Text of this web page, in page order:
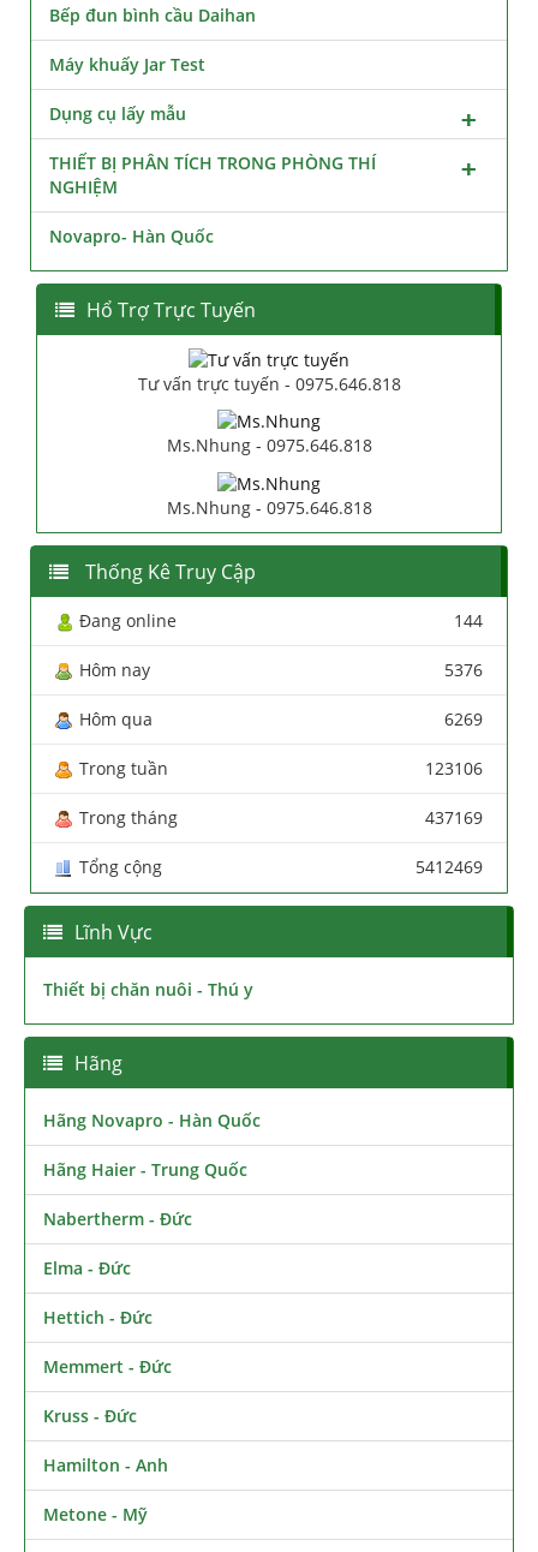
Bếp đun bình cầu Daihan
Máy khuấy Jar Test
Dụng cụ lấy mẫu
THIẾT BỊ PHÂN TÍCH TRONG PHÒNG THÍ
NGHIỆM
Novapro- Hàn Quốc
Hổ Trợ Trực Tuyến
Tư vấn trực tuyến - 0975.646.818
Ms.Nhung - 0975.646.818
Ms.Nhung - 0975.646.818
Thống Kê Truy Cập
Đang online 144
Hôm nay 5376
Hôm qua 6269
Trong tuần 123106
Trong tháng 437169
Tổng cộng 5412469
Lĩnh Vực
Thiết bị chăn nuôi - Thú y
Hãng
Hãng Novapro - Hàn Quốc
Hãng Haier - Trung Quốc
Nabertherm - Đức
Elma - Đức
Hettich - Đức
Memmert - Đức
Kruss - Đức
Hamilton - Anh
Metone - Mỹ